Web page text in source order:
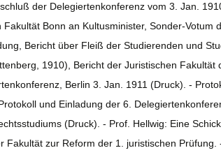
der Delegiertenkonferenz vom 3. Jan.
Bonn an Kultusminister, Sonder-Votum
Bericht über Fleiß der Studierenden und
1910), Bericht der Juristischen Fakultät
Berlin 3. Jan. 1911 (Druck). -
und Einladung der 6.
(Druck). - Prof. Hellwig: Eine
Fakultät zur Reform der 1. juristischen Prüfung.